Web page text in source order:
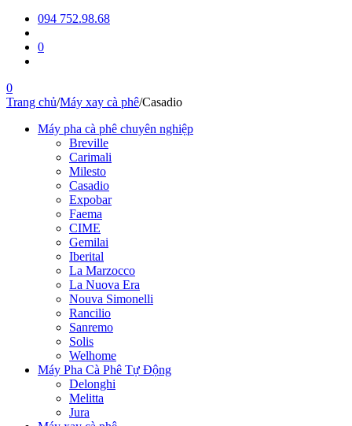
094 752.98.68
0
0
Trang chủ/Máy xay cà phê/Casadio
Máy pha cà phê chuyên nghiệp
Breville
Carimali
Milesto
Casadio
Expobar
Faema
CIME
Gemilai
Iberital
La Marzocco
La Nuova Era
Nouva Simonelli
Rancilio
Sanremo
Solis
Welhome
Máy Pha Cà Phê Tự Động
Delonghi
Melitta
Jura